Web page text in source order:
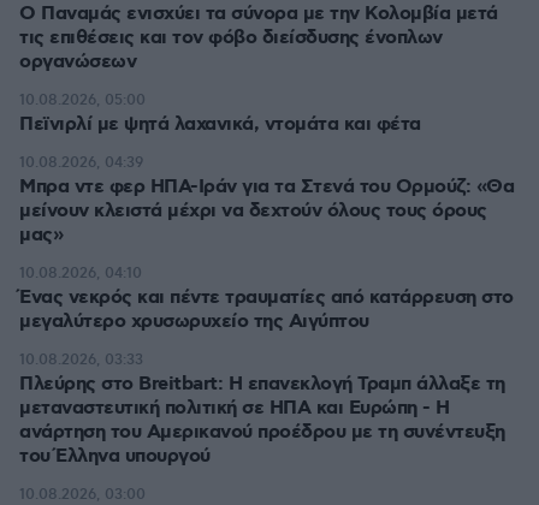
O Παναμάς ενισχύει τα σύνορα με την Κολομβία μετά
τις επιθέσεις και τον φόβο διείσδυσης ένοπλων
οργανώσεων
Πεϊνιρλί με ψητά λαχανικά, ντομάτα και φέτα
10.08.2026, 05:00
Μπρα ντε φερ ΗΠΑ-Ιράν για τα Στενά του Ορμούζ: «Θα
μείνουν κλειστά μέχρι να δεχτούν όλους τους όρους
μας»
10.08.2026, 04:39
Ένας νεκρός και πέντε τραυματίες από κατάρρευση στο
μεγαλύτερο χρυσωρυχείο της Αιγύπτου
10.08.2026, 04:10
Πλεύρης στο Breitbart: Η επανεκλογή Τραμπ άλλαξε τη
μεταναστευτική πολιτική σε ΗΠΑ και Ευρώπη - Η
ανάρτηση του Αμερικανού προέδρου με τη συνέντευξη
του Έλληνα υπουργού
10.08.2026, 03:33
10.08.2026, 03:00